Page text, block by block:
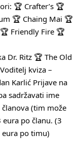
🏆 Crafter’s 🏆
🏆 Chaing Mai 🏆
Friendly Fire 🏆
Dr. Ritz 🏆 The Old
kviza –
Karlić Prijave na
sadržavati ime
(tim može
po članu. (3
eura po timu)